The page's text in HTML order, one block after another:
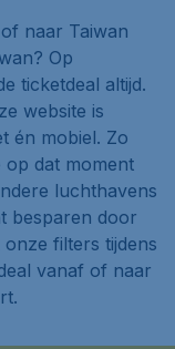
naar Taiwan
Op
ticketdeal altijd.
website is
én mobiel. Zo
op dat moment
luchthavens
besparen door
filters tijdens
vanaf of naar